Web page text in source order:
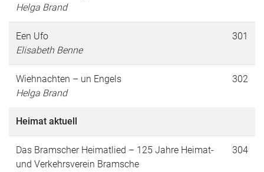
Helga Brand
Een Ufo
Elisabeth Benne
301
Wiehnachten – un Engels
Helga Brand
302
Heimat aktuell
Das Bramscher Heimatlied – 125 Jahre Heimat-
und Verkehrsverein Bramsche
304